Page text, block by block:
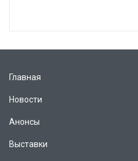
Главная
Новости
Анонсы
Выставки